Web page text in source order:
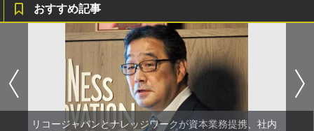
おすすめ記事
リコージャパンとナレッジワークが資本業務提携、社内